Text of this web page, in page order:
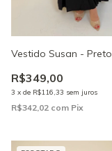
Vestido Susan - Preto
R$349,00
3 x de R$116,33 sem juros
R$342,02 com Pix